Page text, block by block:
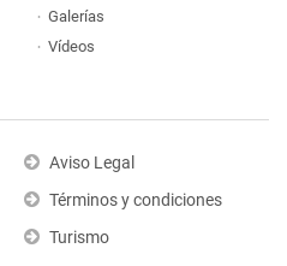
Galerías
Vídeos
Aviso Legal
Términos y condiciones
Turismo